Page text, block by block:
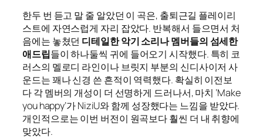
한두 번 듣고 말 줄 알았던 이 곡은, 출퇴근길 플레이리
스트에 자연스럽게 자리 잡았다. 반복해서 들으면서 처
음에는 놓쳤던 디테일한 악기 소리나 멤버들의 섬세한
애드립들이 하나둘씩 귀에 들어오기 시작했다. 특히 코
러스의 멜로디 라인이나 브릿지 부분의 신디사이저 사
운드는 꽤나 신경 쓴 흔적이 역력했다. 확실히 이전보
다 각 멤버의 개성이 더 선명하게 드러나서, 마치 ‘Make
you happy’가 NiziU와 함께 성장했다는 느낌을 받았다.
개인적으로는 이번 버전이 원곡보다 훨씬 더 내 취향에
맞았다.